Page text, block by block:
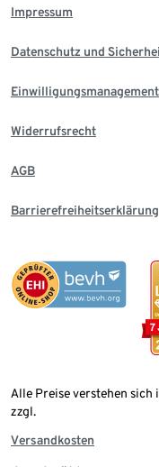
Impressum
Datenschutz und
Einwilligungsmanagement
Widerrufsrecht
AGB
Barrierefreiheitserklärung
Alle Preise verstehen
zzgl.
Versandkosten